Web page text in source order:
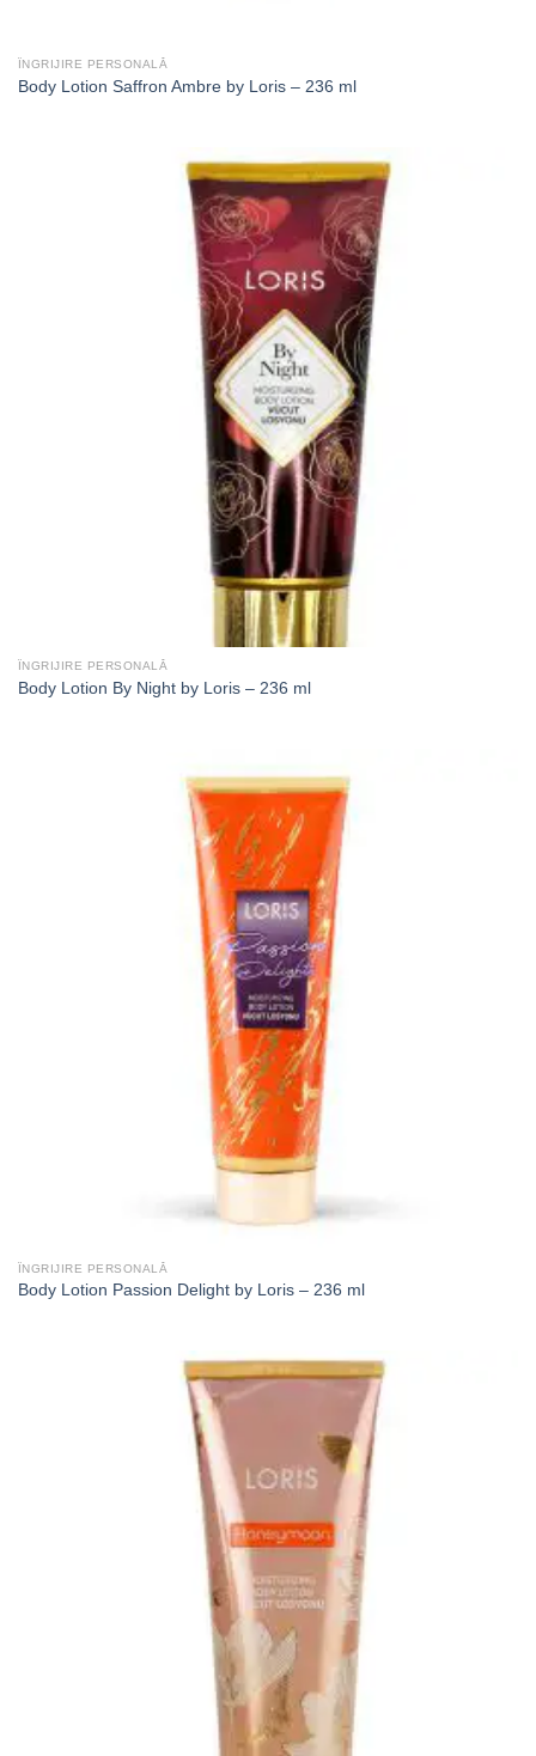
ÎNGRIJIRE PERSONALĂ
Body Lotion Saffron Ambre by Loris – 236 ml
ÎNGRIJIRE PERSONALĂ
Body Lotion By Night by Loris – 236 ml
ÎNGRIJIRE PERSONALĂ
Body Lotion Passion Delight by Loris – 236 ml